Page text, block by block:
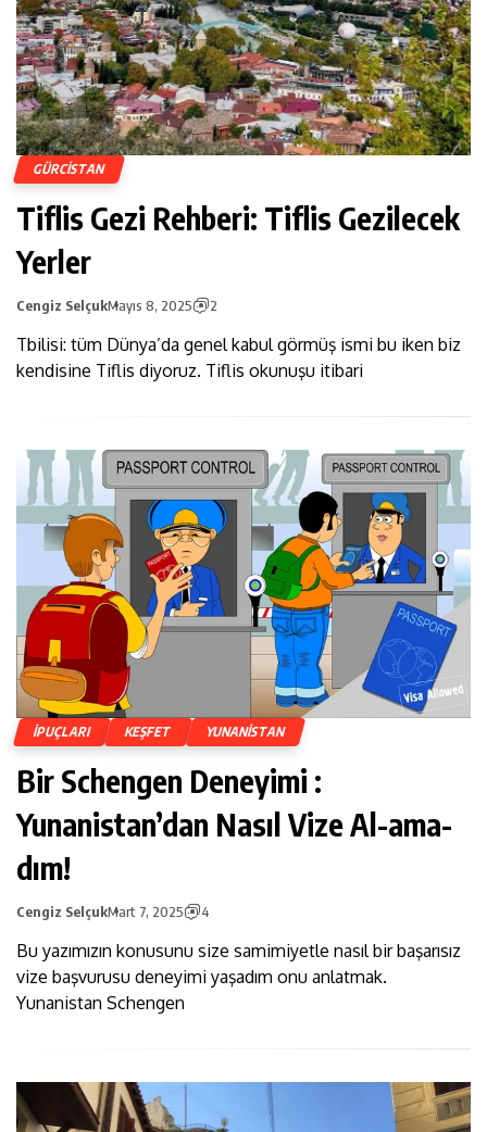
GÜRCISTAN
Tiflis Gezi Rehberi: Tiflis Gezilecek
Yerler
Cengiz SelçukMayıs 8, 2025 2
Tbilisi: tüm Dünya’da genel kabul görmüş ismi bu iken biz
kendisine Tiflis diyoruz. Tiflis okunuşu itibari
İPUÇLARI KEŞFET YUNANISTAN
Bir Schengen Deneyimi :
Yunanistan’dan Nasıl Vize Al-ama-
dım!
Cengiz SelçukMart 7, 2025 4
Bu yazımızın konusunu size samimiyetle nasıl bir başarısız
vize başvurusu deneyimi yaşadım onu anlatmak.
Yunanistan Schengen